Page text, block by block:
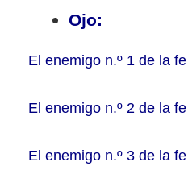
Ojo:
El enemigo n.º 1 de la fe
El enemigo n.º 2 de la
El enemigo n.º 3 de la